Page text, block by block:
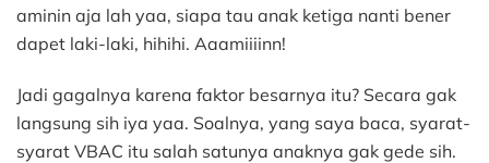
aminin aja lah yaa, siapa tau anak ketiga nanti bener
dapet laki-laki, hihihi. Aaamiiiinn!
Jadi gagalnya karena faktor besarnya itu? Secara gak
langsung sih iya yaa. Soalnya, yang saya baca, syarat-
syarat VBAC itu salah satunya anaknya gak gede sih.